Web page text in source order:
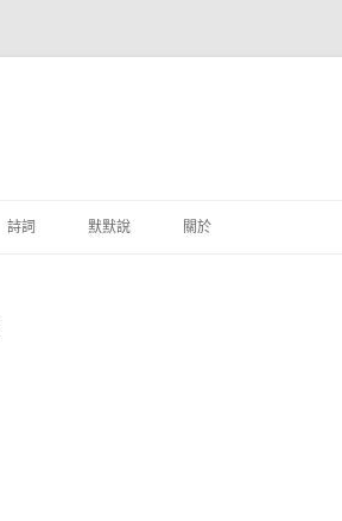
詩詞 默默說 關於